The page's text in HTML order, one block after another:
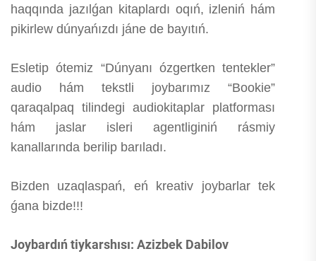
haqqında jazılǵan kitaplardı oqıń, izleniń hám
pikirlew dúnyańızdı jáne de bayıtıń.
Esletip ótemiz “Dúnyanı ózgertken tentekler”
audio hám tekstli joybarımız “Bookie”
qaraqalpaq tilindegi audiokitaplar platforması
hám jaslar isleri agentliginiń rásmiy
kanallarında berilip barıladı.
Bizden uzaqlaspań, eń kreativ joybarlar tek
ǵana bizde!!!
Joybardıń tiykarshısı: Azizbek Dabilov